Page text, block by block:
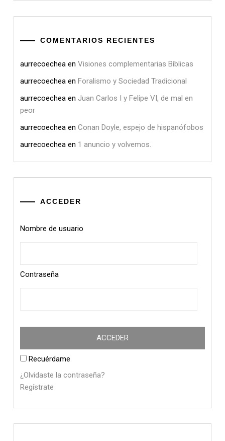
COMENTARIOS RECIENTES
aurrecoechea en Visiones complementarias Bíblicas
aurrecoechea en Foralismo y Sociedad Tradicional
aurrecoechea en Juan Carlos I y Felipe VI, de mal en
peor
aurrecoechea en Conan Doyle, espejo de hispanófobos
aurrecoechea en 1 anuncio y volvemos.
ACCEDER
Nombre de usuario
Contraseña
Recuérdame
¿Olvidaste la contraseña?
Regístrate